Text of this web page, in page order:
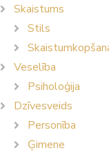
Skaistums
Stils
Veselība
Psiholoģija
Dzīvesveids
Personība
Ģimene